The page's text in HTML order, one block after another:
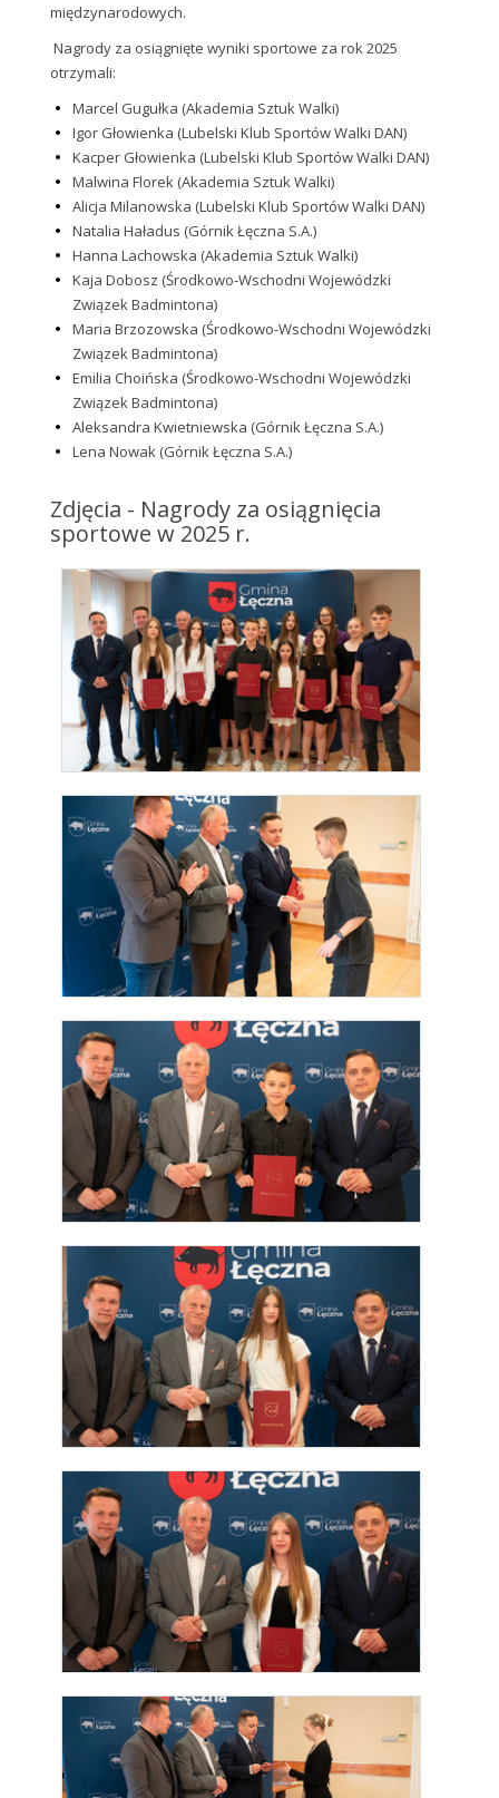
międzynarodowych.
Nagrody za osiągnięte wyniki sportowe za rok 2025
otrzymali:
Marcel Gugułka (Akademia Sztuk Walki)
Igor Głowienka (Lubelski Klub Sportów Walki DAN)
Kacper Głowienka (Lubelski Klub Sportów Walki DAN)
Malwina Florek (Akademia Sztuk Walki)
Alicja Milanowska (Lubelski Klub Sportów Walki DAN)
Natalia Haładus (Górnik Łęczna S.A.)
Hanna Lachowska (Akademia Sztuk Walki)
Kaja Dobosz (Środkowo-Wschodni Wojewódzki
Związek Badmintona)
Maria Brzozowska (Środkowo-Wschodni Wojewódzki
Związek Badmintona)
Emilia Choińska (Środkowo-Wschodni Wojewódzki
Związek Badmintona)
Aleksandra Kwietniewska (Górnik Łęczna S.A.)
Lena Nowak (Górnik Łęczna S.A.)
Zdjęcia - Nagrody za osiągnięcia
sportowe w 2025 r.